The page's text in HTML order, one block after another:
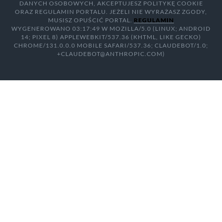
DANYCH OSOBOWYCH, AKCEPTUJESZ POLITYKĘ COOKIE
ORAZ REGULAMIN PORTALU. JEŻELI NIE WYRAŻASZ ZGODY,
MUSISZ OPUŚCIĆ PORTAL. REGULAMIN
WYGENEROWANO 03:17:49 W MOZILLA/5.0 (LINUX; ANDROID
14; PIXEL 8) APPLEWEBKIT/537.36 (KHTML, LIKE GECKO)
CHROME/131.0.0.0 MOBILE SAFARI/537.36; CLAUDEBOT/1.0;
+CLAUDEBOT@ANTHROPIC.COM)